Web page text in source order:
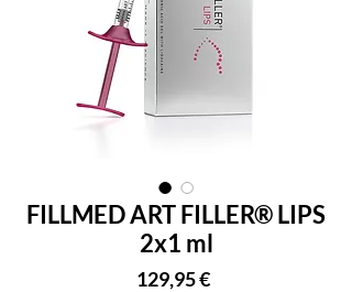
FILLMED ART FILLER® LIPS
2x1 ml
129,95 €Preis